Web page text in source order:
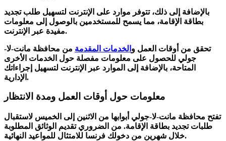
بالإضافة إلى ذلك، تتوفر موارد على الإنترنت لتسهيل طلب تجديد
بطاقة الإقامة، مما يسمح للمستخدمين بالوصول إلى معلومات
مفيدة عبر الإنترنت.
تحقق من أوقات العمل و الخدمات المقدمة من محافظة مانت-لا-
جولي للحصول على معلومات مفصلة حول الخدمات الأخرى
المتاحة، بالإضافة إلى الموارد عبر الإنترنت لتسهيل إجراءاتك
الإدارية .
معلومات حول أوقات العمل ومدة الانتظار
تفتح محافظة مانت-لا-جولي أبوابها من الاثنين إلى الخميس لاستقبال
طلبات تجديد بطاقة الإقامة. من الضروري تقديم الوثائق المطلوبة
خلال شهرين من دخولك فرنسا للامتثال للمواعيد النهائية.